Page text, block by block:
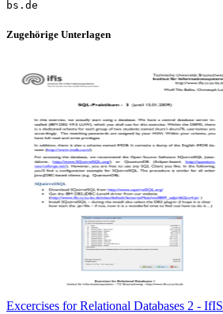
Zugehörige Unterlagen
Excercises for Relational Databases 2 - IfIS